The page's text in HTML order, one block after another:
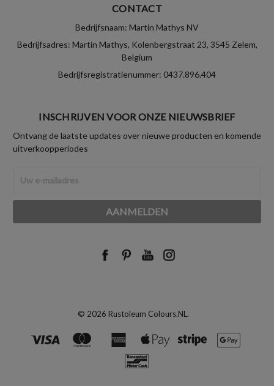
CONTACT
Bedrijfsnaam: Martin Mathys NV
Bedrijfsadres: Martin Mathys, Kolenbergstraat 23, 3545 Zelem,
Belgium
Bedrijfsregistratienummer: 0437.896.404
INSCHRIJVEN VOOR ONZE NIEUWSBRIEF
Ontvang de laatste updates over nieuwe producten en komende
uitverkoopperiodes
mailadres
© 2026 Rustoleum Colours.NL.